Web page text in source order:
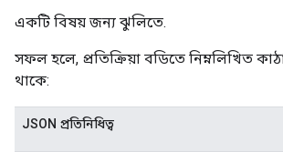
একটি বিষয় জন্য ঝুলিতে.
সফল হলে, প্রতিক্রিয়া বডিতে নিম্নলিখিত
থাকে:
JSON প্রতিনিধিত্ব